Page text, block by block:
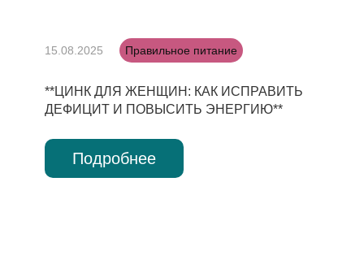
15.08.2025 Правильное питание
**ЦИНК ДЛЯ ЖЕНЩИН: КАК ИСПРАВИТЬ
ДЕФИЦИТ И ПОВЫСИТЬ ЭНЕРГИЮ**
Подробнее